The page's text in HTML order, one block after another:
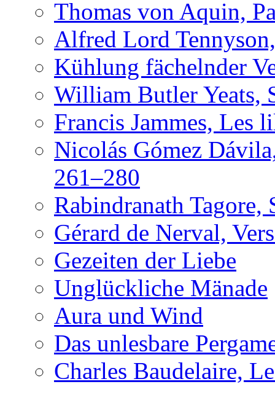
Thomas von Aquin,
Alfred Lord
Kühlung fächelnder
William Butler Yeats,
Francis Jammes, Les
Nicolás Gómez
261–280
Rabindranath
Gérard de Nerval,
Gezeiten der Liebe
Unglückliche Mänade
Aura und Wind
Das unlesbare
Charles Baudelaire,